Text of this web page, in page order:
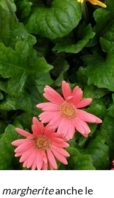
margheriteanche le